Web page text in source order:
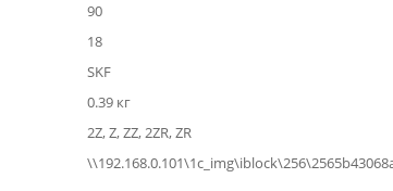
90
18
SKF
0.39 кг
2Z, Z, ZZ, 2ZR, ZR